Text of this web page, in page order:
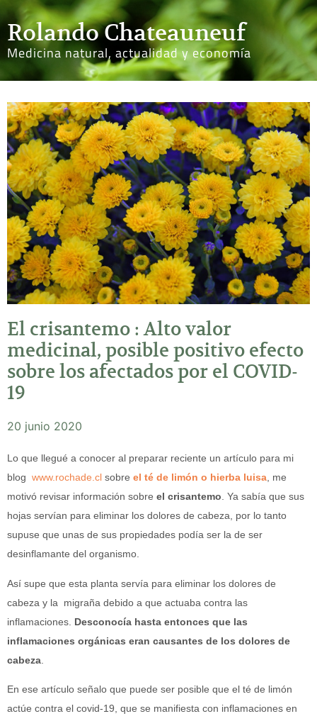
Rolando Chateauneuf
Medicina natural, actualidad y economía
El crisantemo : Alto valor
medicinal, posible positivo efecto
sobre los afectados por el COVID-
19
20 junio 2020
Lo que llegué a conocer al preparar reciente un artículo para mi
blog www.rochade.cl sobre el té de limón o hierba luisa, me
motivó revisar información sobre el crisantemo. Ya sabía que sus
hojas servían para eliminar los dolores de cabeza, por lo tanto
supuse que unas de sus propiedades podía ser la de ser
desinflamante del organismo.
Así supe que esta planta servía para eliminar los dolores de
cabeza y la migraña debido a que actuaba contra las
inflamaciones. Desconocía hasta entonces que las
inflamaciones orgánicas eran causantes de los dolores de
cabeza
En ese artículo señalo que puede ser posible que el té de limón
actúe contra el covid-19, que se manifiesta con inflamaciones en